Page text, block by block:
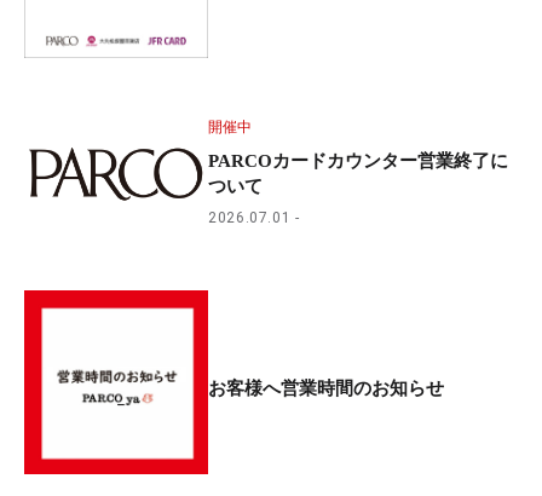
開催中
PARCOカードカウンター営業終了に
ついて
2026.07.01
お客様へ営業時間のお知らせ